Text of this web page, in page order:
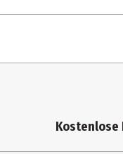
Kostenlose